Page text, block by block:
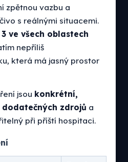
zpětnou vazbu a
s reálnými situacemi.
3 ve všech oblastech
nepříliš
která má jasný prostor
jsou konkrétní,
zdrojů a
při příští hospitaci.